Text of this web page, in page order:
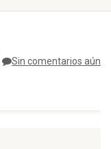
Sin comentarios aún